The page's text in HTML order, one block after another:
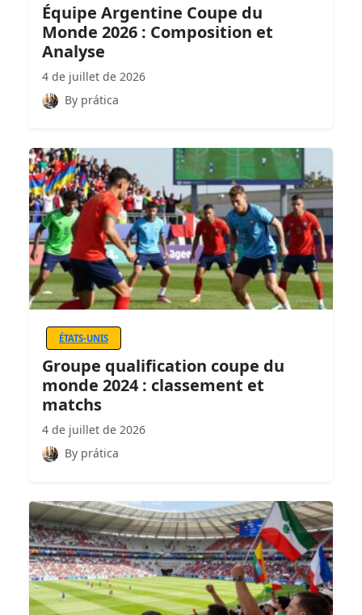
Équipe Argentine Coupe du
Monde 2026 : Composition et
Analyse
4 de juillet de 2026
By prática
ÉTATS-UNIS
Groupe qualification coupe du
monde 2024 : classement et
matchs
4 de juillet de 2026
By prática